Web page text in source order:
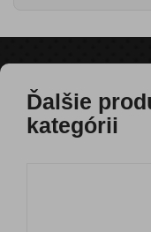
Ďalšie
kategórii